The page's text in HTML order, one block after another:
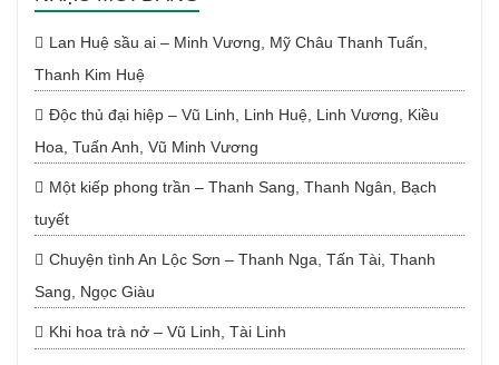
Lan Huệ sầu ai – Minh Vương, Mỹ Châu Thanh Tuấn,
Thanh Kim Huệ
Độc thủ đại hiệp – Vũ Linh, Linh Huệ, Linh Vương, Kiều
Hoa, Tuấn Anh, Vũ Minh Vương
Một kiếp phong trần – Thanh Sang, Thanh Ngân, Bạch
tuyết
Chuyện tình An Lộc Sơn – Thanh Nga, Tấn Tài, Thanh
Sang, Ngọc Giàu
Khi hoa trà nở – Vũ Linh, Tài Linh